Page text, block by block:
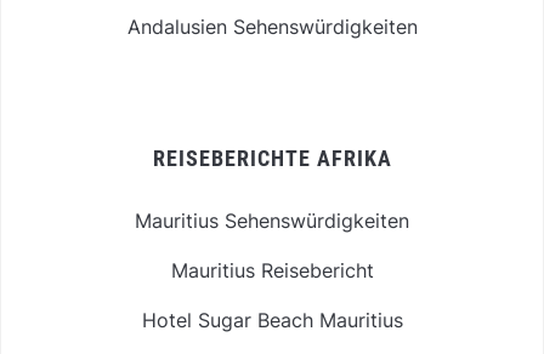
Andalusien Sehenswürdigkeiten
REISEBERICHTE AFRIKA
Mauritius Sehenswürdigkeiten
Mauritius Reisebericht
Hotel Sugar Beach Mauritius